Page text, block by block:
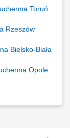
Toruń
Rzeszów
Bielsko-Biała
Opole